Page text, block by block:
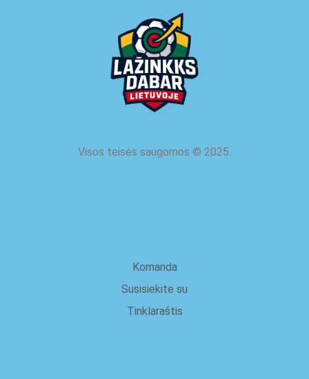
Visos teisės saugomos © 2025.
Komanda
Susisiekite su
Tinklaraštis